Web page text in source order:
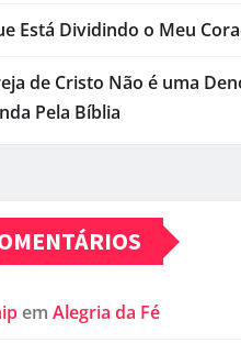
Está Dividindo o Meu
de Cristo Não é uma
Pela Bíblia
em Alegria da Fé